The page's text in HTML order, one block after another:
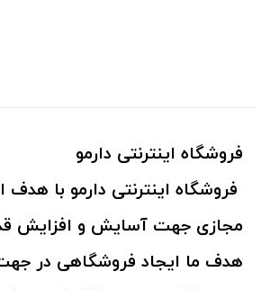
فروشگاه اینترنتی دارمو
فروشگاه اینترنتی دارمو با
مجازی جهت آسایش و افزایش
هدف ما ایجاد فروشگاهی در جهت